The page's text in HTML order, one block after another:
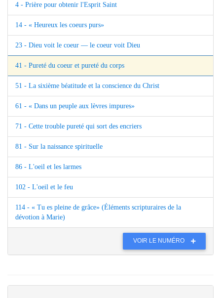
4 - Prière pour obtenir l'Esprit Saint
14 - « Heureux les coeurs purs»
23 - Dieu voit le coeur — le coeur voit Dieu
41 - Pureté du coeur et pureté du corps
51 - La sixième béatitude et la conscience du Christ
61 - « Dans un peuple aux lèvres impures»
71 - Cette trouble pureté qui sort des encriers
81 - Sur la naissance spirituelle
86 - L'oeil et les larmes
102 - L'oeil et le feu
114 - « Tu es pleine de grâce» (Éléments scripturaires de la
dévotion à Marie)
VOIR LE NUMÉRO